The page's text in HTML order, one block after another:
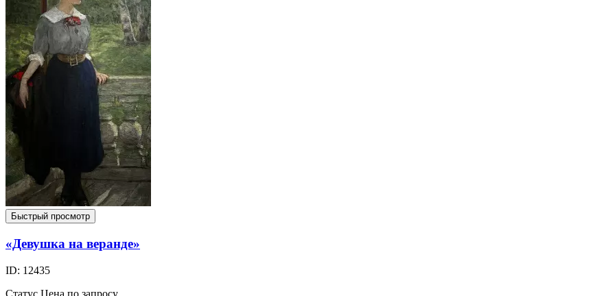
Быстрый просмотр
«Девушка на веранде»
ID: 12435
Статус Цена по запросу